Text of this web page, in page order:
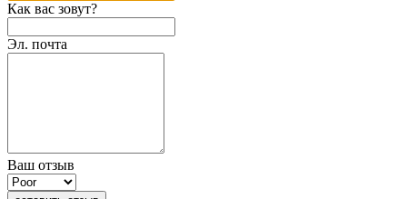
Как вас зовут?
Эл. почта
Ваш отзыв